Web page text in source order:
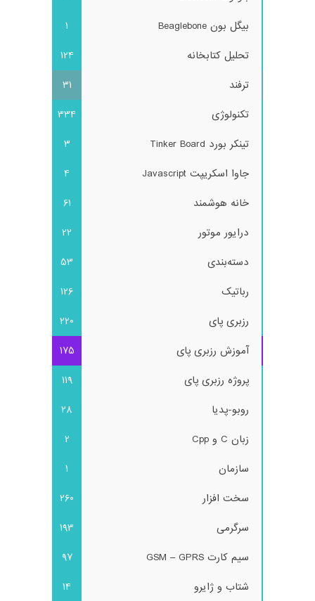
بیگل بون Beaglebone
1
تحلیل کتابخانه
124
ترفند
31
تکنولوژی
334
تینکر بورد Tinker Board
3
جاوا اسکریپت Javascript
4
خانه هوشمند
61
درایور موتور
22
دسته‌بندی
53
رباتیک
126
رزبری پای
220
آموزش رزبری پای
175
پروژه رزبری پای
119
روبو-پدیا
28
زبان C و Cpp
2
سازمان
1
سخت افزار
260
سرگرمی
193
سیم کارت GSM – GPRS
97
شتاب و ژایرو
14